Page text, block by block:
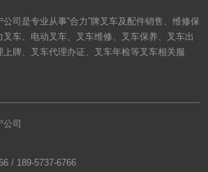
司是专业从事“合力”牌叉车及配件销售、维修保
车、电动叉车、叉车维修、叉车保养、叉车出
牌、叉车代理办证、叉车年检等叉车相关服
公司
/ 189-5737-6766